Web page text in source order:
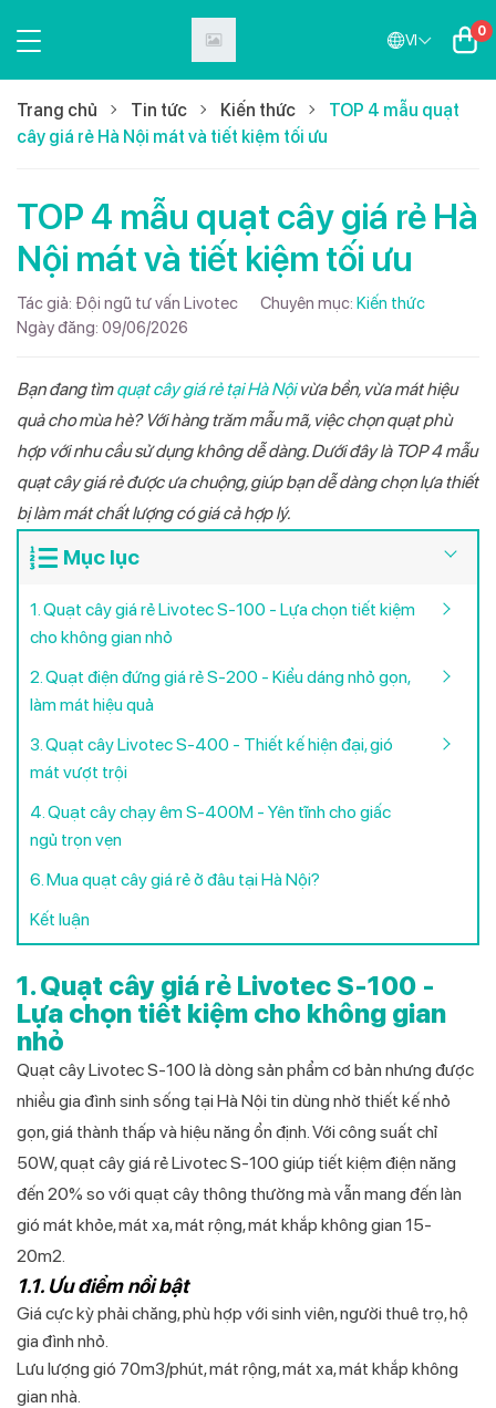
VI 0
Trang chủ Tin tức Kiến thức
TOP 4 mẫu quạt
cây giá rẻ Hà Nội mát và tiết kiệm tối ưu
TOP 4 mẫu quạt cây giá rẻ Hà
Nội mát và tiết kiệm tối ưu
Tác giả: Đội ngũ tư vấn Livotec Chuyên mục: Kiến thức
Ngày đăng: 09/06/2026
Bạn đang tìmquạt cây giá rẻ tại Hà Nội vừa bền, vừa mát hiệu
quả cho mùa hè? Với hàng trăm mẫu mã, việc chọn quạt phù
hợp với nhu cầu sử dụng không dễ dàng. Dưới đây là TOP 4 mẫu
quạt cây giá rẻ được ưa chuộng, giúp bạn dễ dàng chọn lựa thiết
bị làm mát chất lượng có giá cả hợp lý.
Mục lục
1. Quạt cây giá rẻ Livotec S-100 - Lựa chọn tiết kiệm
cho không gian nhỏ
2. Quạt điện đứng giá rẻ S-200 - Kiểu dáng nhỏ gọn,
làm mát hiệu quả
3. Quạt cây Livotec S-400 - Thiết kế hiện đại, gió
mát vượt trội
4. Quạt cây chạy êm S-400M - Yên tĩnh cho giấc
ngủ trọn vẹn
6. Mua quạt cây giá rẻ ở đâu tại Hà Nội?
Kết luận
1. Quạt cây giá rẻ Livotec S-100 -
Lựa chọn tiết kiệm cho không gian
nhỏ
Quạt cây Livotec S-100 là dòng sản phẩm cơ bản nhưng được
nhiều gia đình sinh sống tại Hà Nội tin dùng nhờ thiết kế nhỏ
gọn, giá thành thấp và hiệu năng ổn định. Với công suất chỉ
50W, quạt cây giá rẻ Livotec S-100 giúp tiết kiệm điện năng
đến 20% so với quạt cây thông thường mà vẫn mang đến làn
gió mát khỏe, mát xa, mát rộng, mát khắp không gian 15-
20m2.
1.1. Ưu điểm nổi bật
Giá cực kỳ phải chăng, phù hợp với sinh viên, người thuê trọ, hộ
gia đình nhỏ.
Lưu lượng gió 70m3/phút, mát rộng, mát xa, mát khắp không
gian nhà.